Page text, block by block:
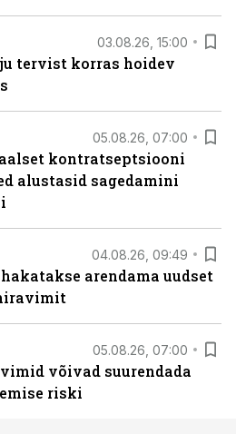
03.08.26, 15:00
tervist korras hoidev
05.08.26, 07:00
kontratseptsiooni
alustasid sagedamini
04.08.26, 09:49
arendama uudset
05.08.26, 07:00
võivad suurendada
riski